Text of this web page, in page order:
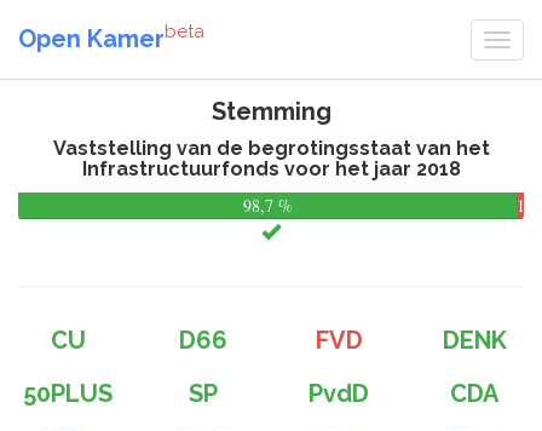
Open Kamerbeta
Stemming
Vaststelling van de begrotingsstaat van het
Infrastructuurfonds voor het jaar 2018
98,7 %
1,3
CU D66 FVD
DENK
50PLUS
SP PvdD
CDA